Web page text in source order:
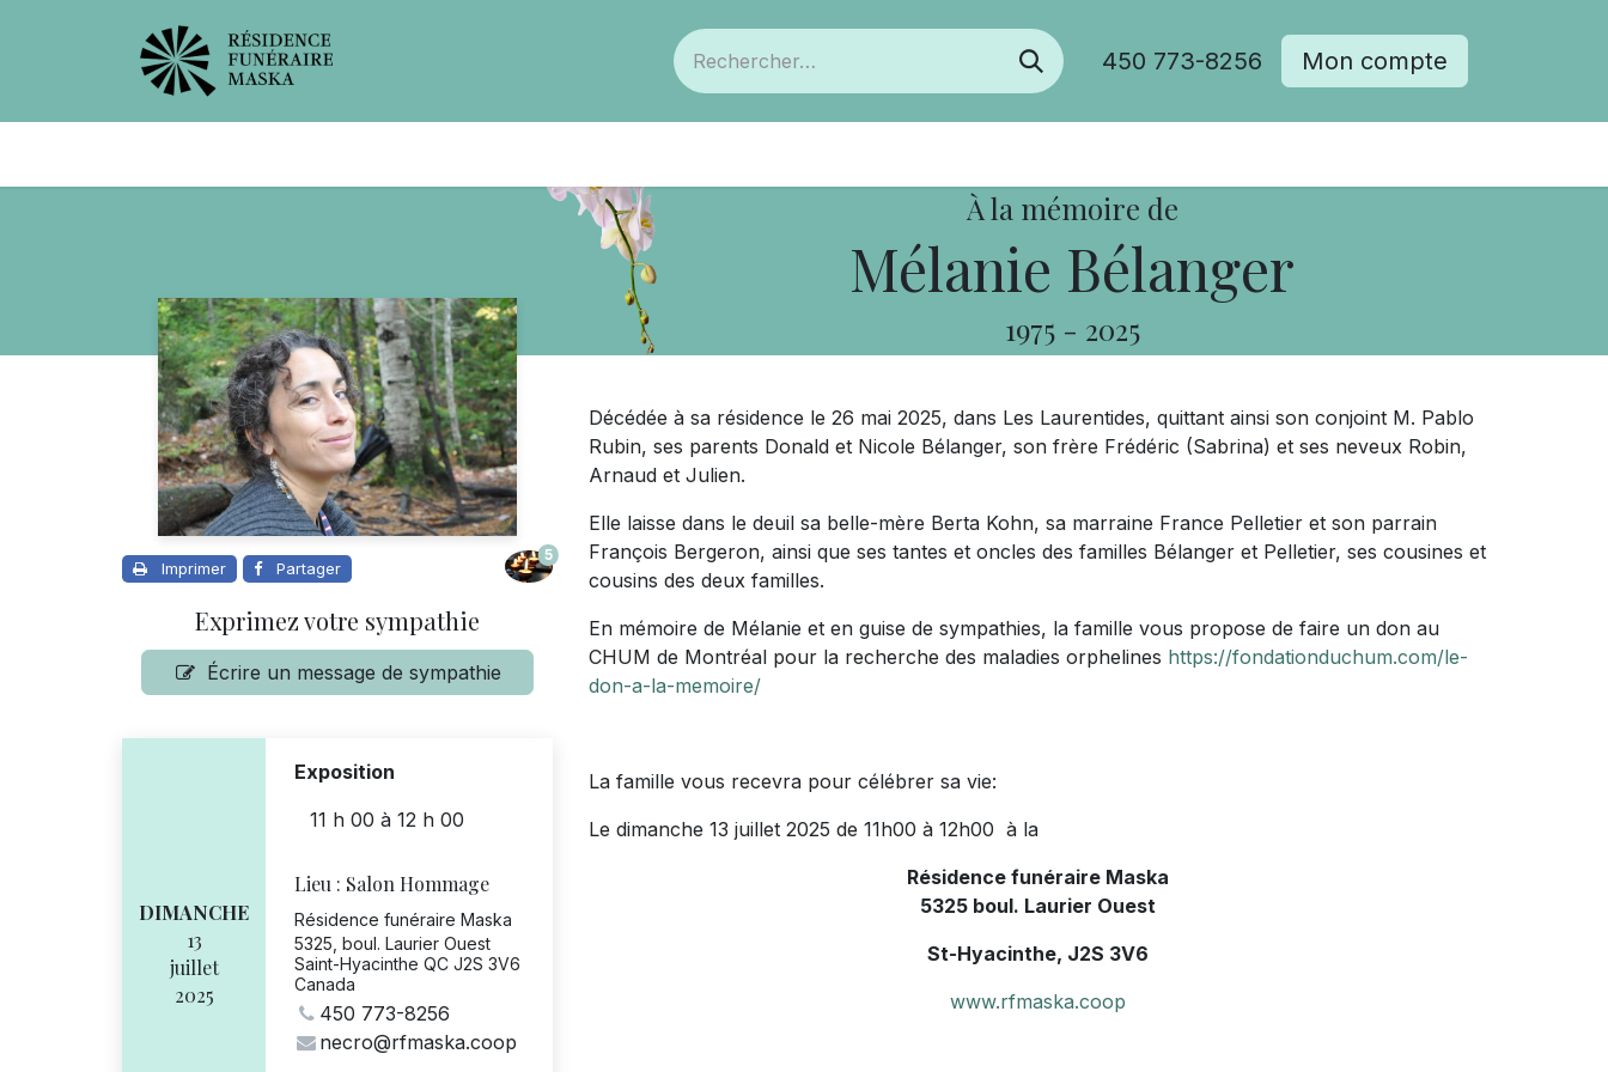
450 773-8256 Mon compte
À la mémoire de
Mélanie Bélanger
1975 - 2025
Imprimer Partager
5
Exprimez votre sympathie
Écrire un message de sympathie
DIMANCHE
13
juillet
2025
Exposition
11 h 00 à 12 h 00
Lieu : Salon Hommage
Résidence funéraire Maska
5325, boul. Laurier Ouest
Saint-Hyacinthe QC J2S 3V6
Canada
450 773-8256
necro@rfmaska.coop
Décédée à sa résidence le 26 mai 2025, dans Les Laurentides, quittant ainsi son conjoint M. Pablo
Rubin, ses parents Donald et Nicole Bélanger, son frère Frédéric (Sabrina) et ses neveux Robin,
Arnaud et Julien.
Elle laisse dans le deuil sa belle-mère Berta Kohn, sa marraine France Pelletier et son parrain
François Bergeron, ainsi que ses tantes et oncles des familles Bélanger et Pelletier, ses cousines et
cousins des deux familles.
En mémoire de Mélanie et en guise de sympathies, la famille vous propose de faire un don au
CHUM de Montréal pour la recherche des maladies orphelines https://fondationduchum.com/le-
don-a-la-memoire/
La famille vous recevra pour célébrer sa vie:
Le dimanche 13 juillet 2025 de 11h00 à 12h00 à la
Résidence funéraire Maska
5325 boul. Laurier Ouest
St-Hyacinthe, J2S 3V6
www.rfmaska.coop